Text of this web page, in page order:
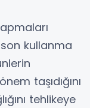
son kullanma
taşıdığını
tehlikeye